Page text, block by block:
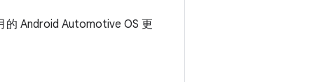
的 Android Automotive OS 更